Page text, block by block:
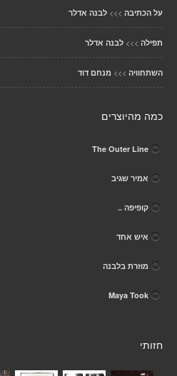
על הכתיבה >>> לבנה אדלר
תפילה >>> לבנה אדלר
השתחוויה >>> מנחם דוד
כמה מהיוצרים
The Outer Line
אמיר שגיב
קופיפה ..
איש אחד
מוזרת בלבנה
Maya Took
חזותי